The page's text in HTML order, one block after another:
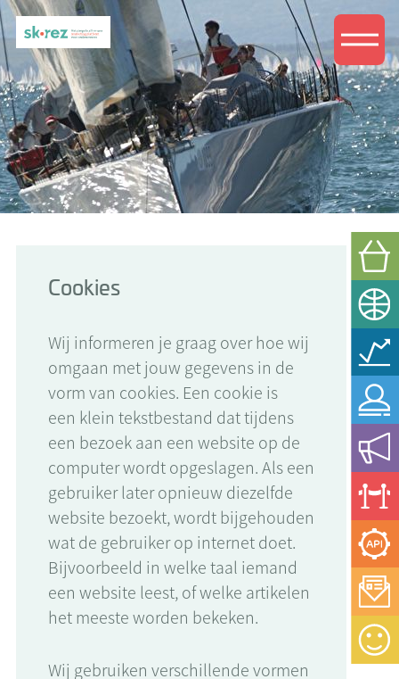
Cookies
Wij informeren je graag over hoe wij
omgaan met jouw gegevens in de
vorm van cookies. Een cookie is
een klein tekstbestand dat tijdens
een bezoek aan een website op de
computer wordt opgeslagen. Als een
gebruiker later opnieuw diezelfde
website bezoekt, wordt bijgehouden
wat de gebruiker op internet doet.
Bijvoorbeeld in welke taal iemand
een website leest, of welke artikelen
het meeste worden bekeken.
Wij gebruiken verschillende vormen